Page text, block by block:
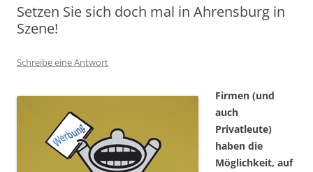
Setzen Sie sich doch mal in Ahrensburg in
Szene!
Schreibe eine Antwort
Firmen (und
auch
Privatleute)
haben die
Möglichkeit, auf